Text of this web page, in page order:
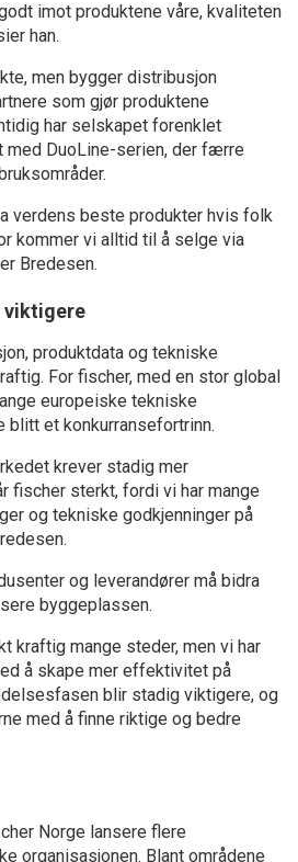
imot produktene våre, kvaliteten
han.
men bygger distribusjon
som gjør produktene
har selskapet forenklet
med DuoLine-serien, der færre
verdens beste produkter hvis folk
kommer vi alltid til å selge via
Bredesen.
viktigere
produktdata og tekniske
For fischer, med en stor global
europeiske tekniske
blitt et konkurransefortrinn.
krever stadig mer
fischer sterkt, fordi vi har mange
og tekniske godkjenninger på
og leverandører må bidra
byggeplassen.
kraftig mange steder, men vi har
å skape mer effektivitet på
blir stadig viktigere, og
med å finne riktige og bedre
Norge lansere flere
organisasjonen. Blant områdene